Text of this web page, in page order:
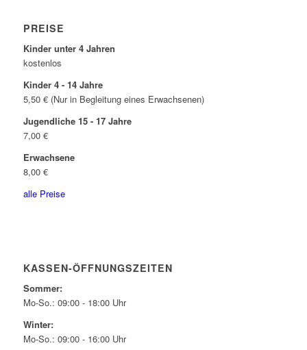
PREISE
Kinder unter 4 Jahren
kostenlos
Kinder 4 - 14 Jahre
5,50 € (Nur in Begleitung eines Erwachsenen)
Jugendliche 15 - 17 Jahre
7,00 €
Erwachsene
8,00 €
alle Preise
KASSEN-ÖFFNUNGSZEITEN
Sommer:
Mo-So.: 09:00 - 18:00 Uhr
Winter:
Mo-So.: 09:00 - 16:00 Uhr